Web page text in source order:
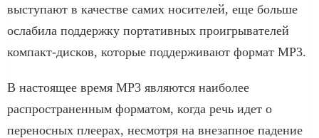
выступают в качестве самих носителей, еще больше
ослабила поддержку портативных проигрывателей
компакт-дисков, которые поддерживают формат MP3.
В настоящее время MP3 являются наиболее
распространенным форматом, когда речь идет о
переносных плеерах, несмотря на внезапное падение